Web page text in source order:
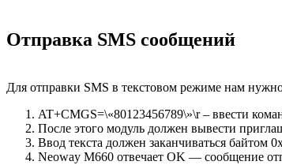
Отправка SMS сообщений
Для отправки SMS в текстовом режиме нам
AT+CMGS=\«80123456789\»\r – ввести
После этого модуль должен вывести
Ввод текста должен заканчиваться байтом
Neoway M660 отвечает OK — сообщение